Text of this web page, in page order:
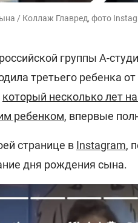
/ Коллаж Главред, фото
группы А-
третьего ребенка
который несколько лет
ребенком, впервые
странице в Instagram,
дня рождения сына.